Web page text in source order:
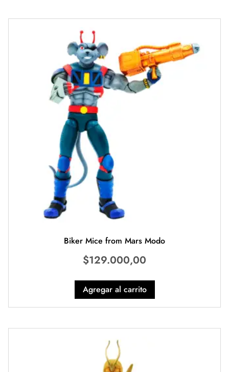
Biker Mice from Mars Modo
$129.000,00
Agregar al carrito